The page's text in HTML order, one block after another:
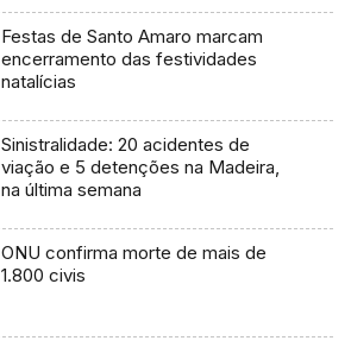
Festas de Santo Amaro marcam
encerramento das festividades
natalícias
Sinistralidade: 20 acidentes de
viação e 5 detenções na Madeira,
na última semana
ONU confirma morte de mais de
1.800 civis